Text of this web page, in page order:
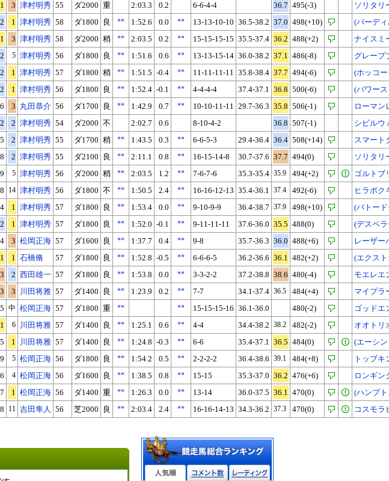
LINE URLをコピー
1 3 津村明秀 55 ダ2000 重 2:03.3 0.2 6-6-4-4 36.7 495(-3)
ソリタリ
2 1 津村明秀 58 ダ1800 良 ** 1:52.6 0.0 ** 13-13-10-10 36.5-38.2 37.0 498(+10)
(バーデ
1 3 津村明秀 58 ダ2000 稍 ** 2:03.5 0.2 ** 15-15-15-15 35.5-37.4 36.2 488(+2)
ナイスミ
2 5 津村明秀 56 ダ1800 良 ** 1:51.6 0.6 ** 13-13-15-14 36.0-38.2 37.1 486(-8)
グレープ
2 1 津村明秀 57 ダ1800 稍 ** 1:51.5 -0.4 ** 11-11-11-11 35.8-38.4 37.7 494(-6)
(ホッコ
2 1 津村明秀 56 ダ1800 良 ** 1:52.4 -0.1 ** 4-4-4-4 37.4-37.1 36.8 500(-6)
(パワー
6 3 丸田恭介 56 ダ1700 良 ** 1:42.9 0.7 ** 10-10-11-11 29.7-36.3 35.8 506(-1)
ローマン
2 2 津村明秀 54 ダ2000 不 2:02.7 0.6 8-10-4-2 36.8 507(-1)
シビルウ
5 2 津村明秀 55 ダ1700 稍 ** 1:43.5 0.3 ** 6-6-5-3 29.4-36.4 36.4 508(+14)
スマート
8 2 津村明秀 55 ダ2100 良 ** 2:11.1 0.8 ** 16-15-14-8 30.7-37.6 37.7 494(0)
ソリタリ
9 5 津村明秀 56 ダ2000 稍 ** 2:03.5 1.2 ** 7-6-7-6 35.3-35.4 35.9 494(+2)
ゴルトブ
8 14 津村明秀 56 ダ1800 不 ** 1:50.5 2.4 ** 16-16-12-13 35.4-36.1 37.4 492(-6)
ヒラボク
4 1 津村明秀 57 ダ1800 良 ** 1:53.4 0.0 ** 9-10-9-9 36.4-38.7 37.9 498(+10)
(バトー
2 1 津村明秀 57 ダ1800 良 ** 1:52.0 -0.1 ** 9-11-11-11 37.6-36.0 35.5 488(0)
(デスペ
4 3 松岡正海 57 ダ1600 良 ** 1:37.7 0.4 ** 9-8 35.7-36.3 36.0 488(+6)
レーザー
1 1 石橋脩 57 ダ1800 良 ** 1:52.8 -0.5 ** 6-6-6-5 36.2-36.6 36.1 482(+2)
(エクス
3 2 西田雄一 57 ダ1800 良 ** 1:53.8 0.0 ** 3-3-2-2 37.2-38.8 38.6 480(-4)
モエレエ
3 3 川田将雅 57 ダ1400 良 ** 1:23.9 0.2 ** 7-7 34.1-37.4 36.5 484(+4)
マイプラ
5 中 松岡正海 57 ダ1800 重 ** ** 15-15-15-16 36.1-36.0 480(-2)
ゴッドエ
1 6 川田将雅 57 ダ1400 良 ** 1:25.1 0.6 ** 4-4 34.4-38.2 38.2 482(-2)
オオトリ
5 1 川田将雅 57 ダ1400 良 ** 1:24.8 -0.3 ** 6-6 35.4-37.1 36.5 484(0)
(エーシ
9 5 松岡正海 56 ダ1800 良 ** 1:54.2 0.5 ** 2-2-2-2 36.4-38.6 39.1 484(+8)
トップキ
6 4 松岡正海 56 ダ1600 良 ** 1:38.5 0.8 ** 15-15 35.3-37.0 36.2 476(+6)
ロンギン
7 1 松岡正海 56 ダ1400 重 ** 1:26.3 0.0 ** 13-14 36.0-37.5 36.1 470(0)
(ハンプ
8 11 吉田隼人 56 芝2000 良 ** 2:03.4 2.4 ** 16-16-14-13 34.3-36.2 37.3 470(0) コスモラ